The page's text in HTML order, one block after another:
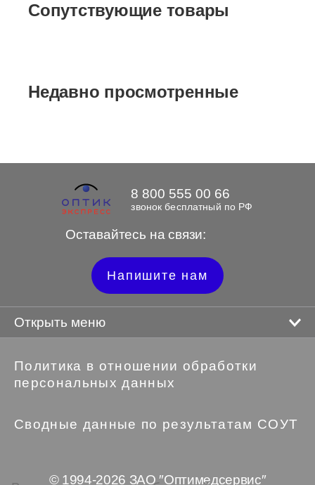
Сопутствующие товары
Недавно просмотренные
Оставайтесь на связи:
8 800 555 00 66
звонок бесплатный по РФ
Напишите нам
Открыть меню
Политика в отношении обработки
персональных данных
Сводные данные по результатам СОУТ
© 1994-2026 ЗАО ″Оптимедсервис″